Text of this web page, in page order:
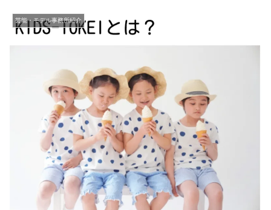
芸能・モデル事務所紹介